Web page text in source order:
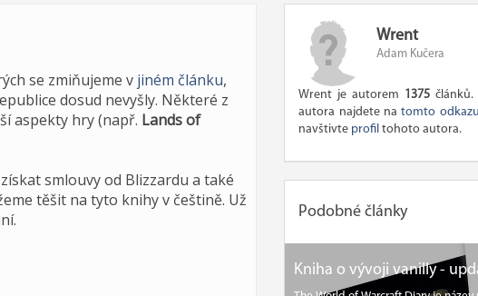
se zmiňujeme v jiném článku,
dosud nevyšly. Některé z
aspekty hry (např. Lands of
smlouvy od Blizzardu a také
těšit na tyto knihy v češtině. Už
Wrent
Adam Kučera
Wrent je autorem 1375
autora najdete natomto odkazu
navštivte profil tohoto autora.
Podobné články
Kniha o vývoji vanilly -